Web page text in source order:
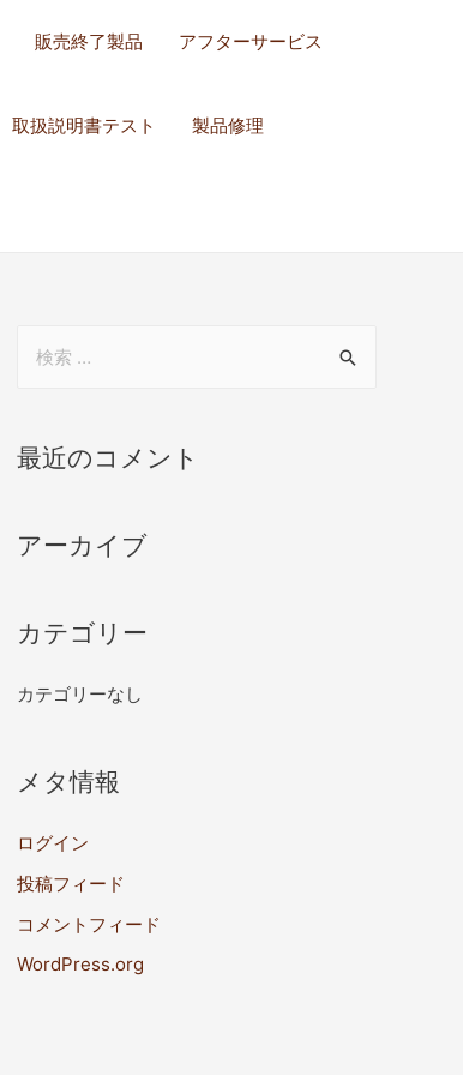
販売終了製品 アフターサービス
取扱説明書テスト 製品修理
最近のコメント
アーカイブ
カテゴリー
カテゴリーなし
メタ情報
ログイン
投稿フィード
コメントフィード
WordPress.org